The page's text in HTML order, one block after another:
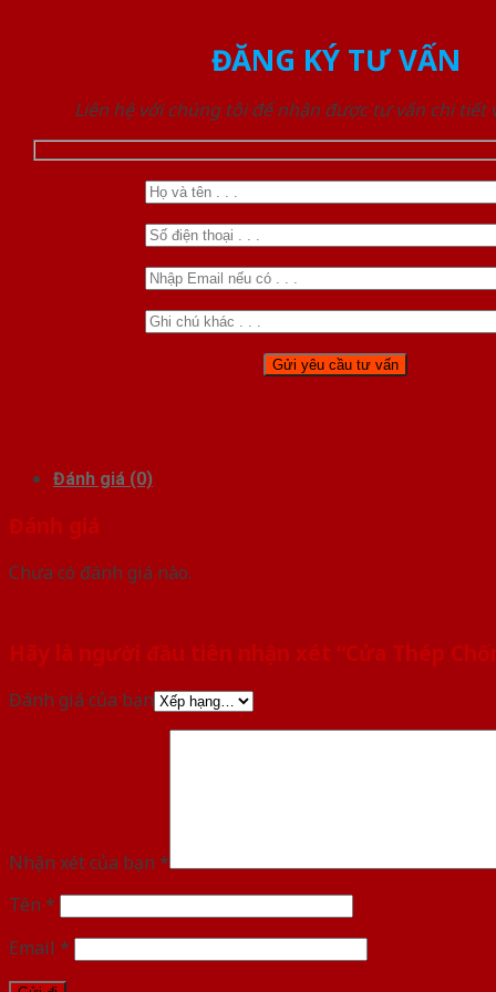
ĐĂNG KÝ TƯ VẤN
Liên hệ với chúng tôi để nhận được tư vấn chi tiết
Đánh giá (0)
Đánh giá
Chưa có đánh giá nào.
Hãy là người đầu tiên nhận xét “Cửa Thép
Đánh giá của bạn
Nhận xét của bạn *
Tên *
Email *